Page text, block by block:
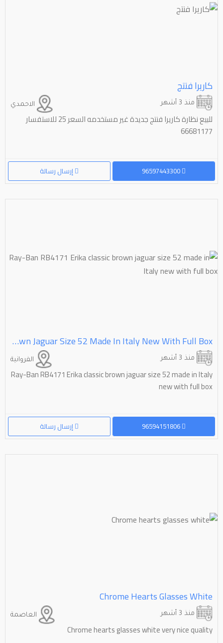
كاريرا فنتج
الاحمدي منذ 3 أشهر
للبيع نظارة كاريرا فنتج جديدة غير مستخدمه السعر 25 للاستفسار
66681177
إرسال رسالة
Ray-Ban RB4171 Erika Classic Brown Jaguar Size 52 Made In Italy New With Full Box
الفروانية منذ 3 أشهر
Ray-Ban RB4171 Erika classic brown jaguar size 52 made in Italy
new with full box
إرسال رسالة
Chrome Hearts Glasses White
العاصمة منذ 3 أشهر
Chrome hearts glasses white very nice quality